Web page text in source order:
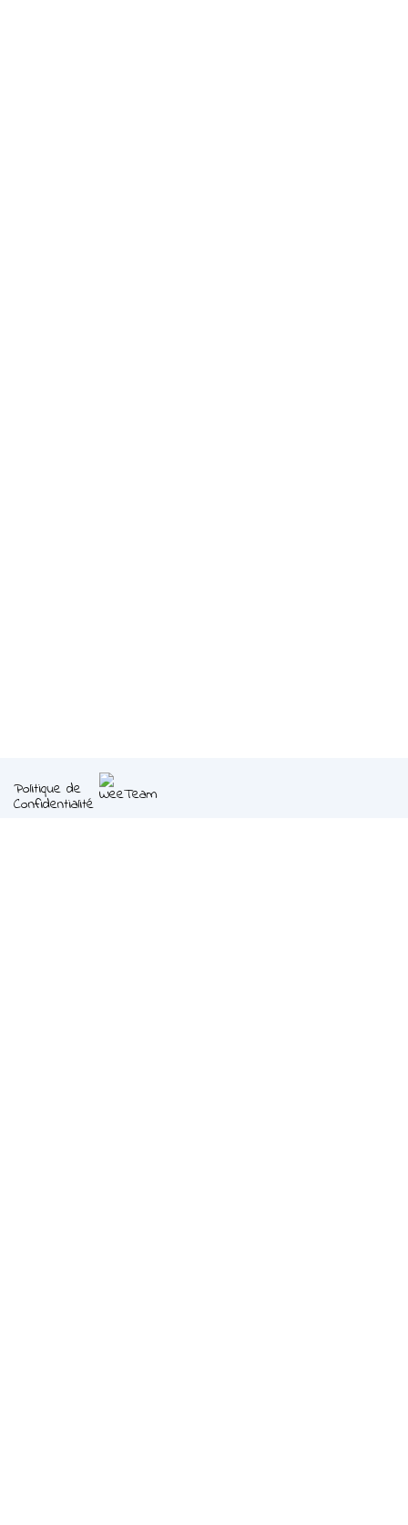
Politique de
Confidentialité